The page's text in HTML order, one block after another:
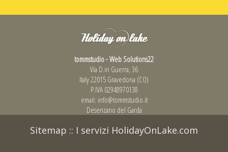
tommstudio - Web Solutions22
Via D.in Guerra, 36
Italy 22015 Gravedona (CO)
P.IVA 02948970138
email: info@tommstudio.it
Desenzano del Garda
Sitemap :: I servizi HolidayOnLake.com